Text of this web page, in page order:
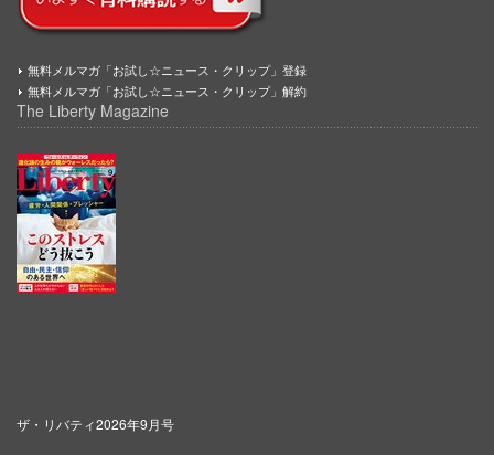
無料メルマガ「お試し☆ニュース・クリップ」登録
無料メルマガ「お試し☆ニュース・クリップ」解約
The Liberty Magazine
ザ・リバティ2026年9月号